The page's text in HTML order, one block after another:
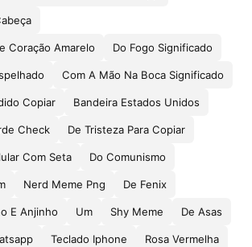
Coração Amarelo Do Fogo Significado
Com A Mão Na Boca Significado
Copiar Bandeira Estados Unidos
Check De Tristeza Para Copiar
Com Seta Do Comunismo
Nerd Meme Png De Fenix
E Anjinho Um Shy Meme De Asas
Teclado Iphone Rosa Vermelha